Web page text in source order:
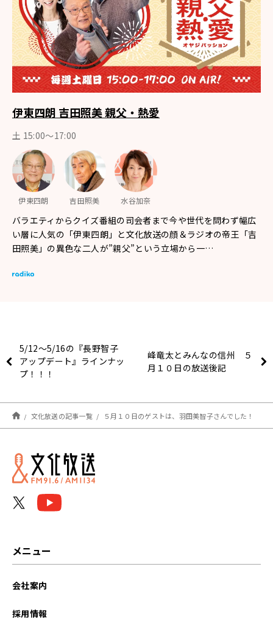
伊東四朗 吉田照美 親父・熱愛
土 15:00～17:00
伊東四朗 吉田照美 水谷加奈
バラエティからクイズ番組の司会者まで今や世代を問わず幅広
い層に人気の「伊東四朗」と文化放送の顔＆ラジオの帝王「吉
田照美」の異色な二人が”親父”という立場から一…
5/12～5/16の『長野智子
アップデート』ラインナッ
プ！！！
峰竜太とみんなの信州 ５
月１０日の放送後記
文化放送の記事一覧 ５月１０日のゲストは、羽田美智子さんでした！
メニュー
会社案内
採用情報